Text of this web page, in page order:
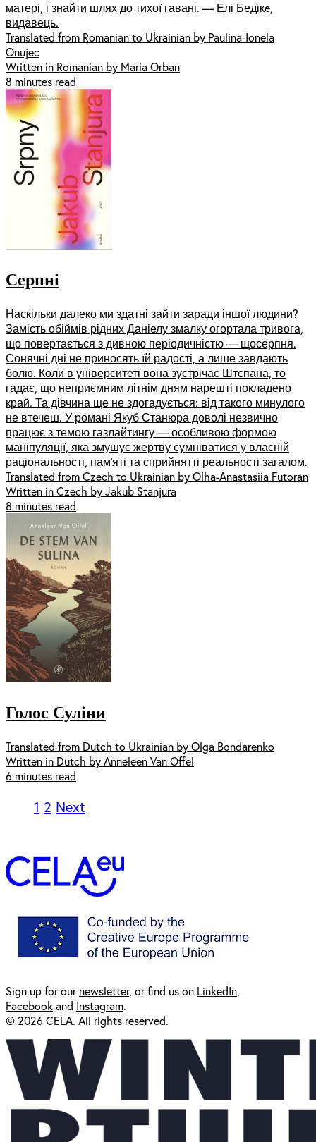
матері, і знайти шлях до тихої гавані. — Елі Бедікe,
видавець.
Translated from Romanian to Ukrainian by Paulina-Ionela
Onujec
Written in Romanian by Maria Orban
8 minutes read
Серпні
Наскільки далеко ми здатні зайти заради іншої людини?
Замість обіймів рідних Даніелу змалку огортала тривога,
що повертається з дивною періодичністю — щосерпня.
Сонячні дні не приносять їй радості, а лише завдають
болю. Коли в університеті вона зустрічає Штєпана, то
гадає, що неприємним літнім дням нарешті покладено
край. Та дівчина ще не здогадується: від такого минулого
не втечеш. У романі Якуб Станюра доволі незвично
працює з темою газлайтингу — особливою формою
маніпуляції, яка змушує жертву сумніватися у власній
раціональності, пам’яті та сприйнятті реальності загалом.
Translated from Czech to Ukrainian by Olha-Anastasiia Futoran
Written in Czech by Jakub Stanjura
8 minutes read
Голос Суліни
Translated from Dutch to Ukrainian by Olga Bondarenko
Written in Dutch by Anneleen Van Offel
6 minutes read
1 2 Next
Sign up for ournewsletter, or find us on LinkedIn
Facebookand Instagram.
© 2026 CELA. All rights reserved.